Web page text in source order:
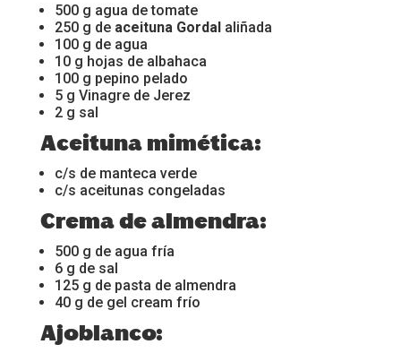
500 g agua de tomate
250 g de aceituna Gordalaliñada
100 g de agua
10 g hojas de albahaca
100 g pepino pelado
5 g Vinagre de Jerez
2 g sal
Aceituna mimética:
c/s de manteca verde
c/s aceitunas congeladas
Crema de almendra:
500 g de agua fría
6 g de sal
125 g de pasta de almendra
40 g de gel cream frío
Ajoblanco: